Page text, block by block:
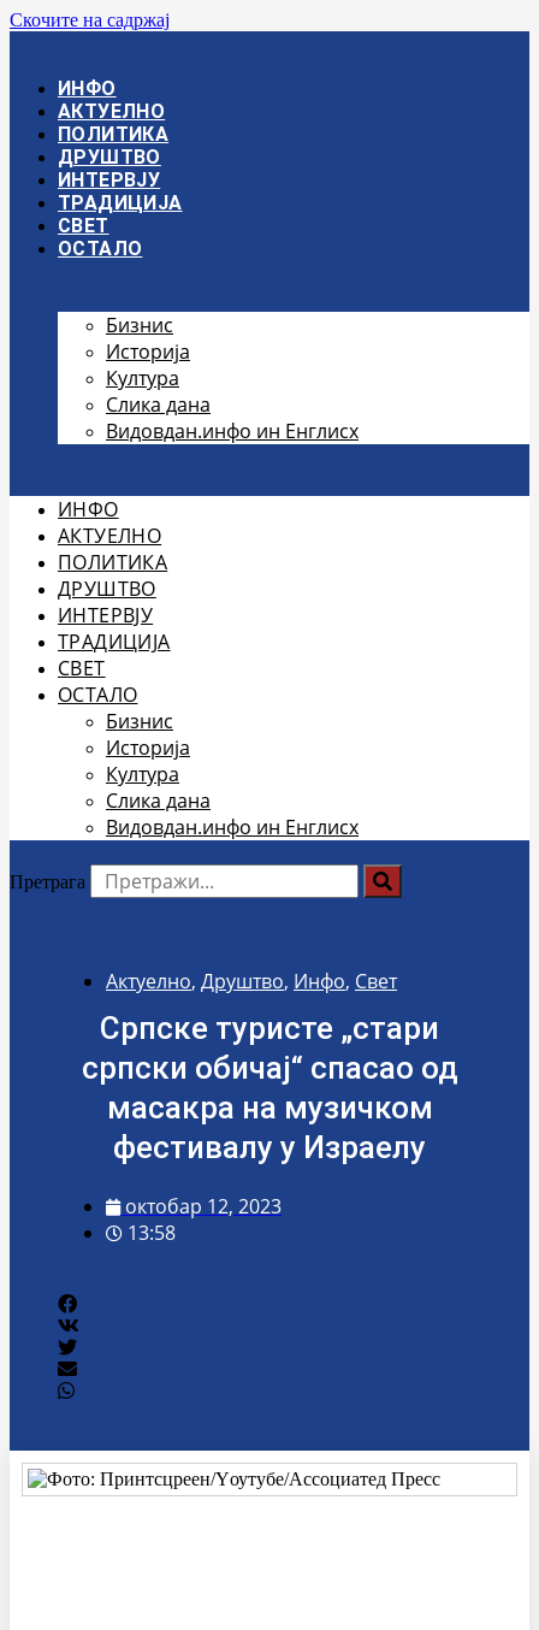
Скочите на садржај
ИНФО
АКТУЕЛНО
ПОЛИТИКА
ДРУШТВО
ИНТЕРВЈУ
ТРАДИЦИЈА
СВЕТ
ОСТАЛО
Бизнис
Историја
Култура
Слика дана
Видовдан.инфо ин Енглисх
ИНФО
АКТУЕЛНО
ПОЛИТИКА
ДРУШТВО
ИНТЕРВЈУ
ТРАДИЦИЈА
СВЕТ
ОСТАЛО
Бизнис
Историја
Култура
Слика дана
Видовдан.инфо ин Енглисх
Претрага
Актуелно, Друштво, Инфо, Свет
Српске туристе „стари
српски обичај“ спасао од
масакра на музичком
фестивалу у Израелу
октобар 12, 2023
13:58